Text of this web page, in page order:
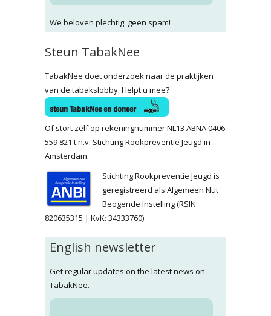
We beloven plechtig: geen spam!
Steun TabakNee
TabakNee doet onderzoek naar de praktijken
van de tabakslobby. Helpt u mee?
Of stort zelf op rekeningnummer NL13 ABNA 0406
559 821 t.n.v. Stichting Rookpreventie Jeugd in
Amsterdam..
Stichting Rookpreventie Jeugd is
geregistreerd als Algemeen Nut
Beogende Instelling (RSIN:
820635315 | KvK: 34333760).
English newsletter
Get regular updates on the latest news on
TabakNee.